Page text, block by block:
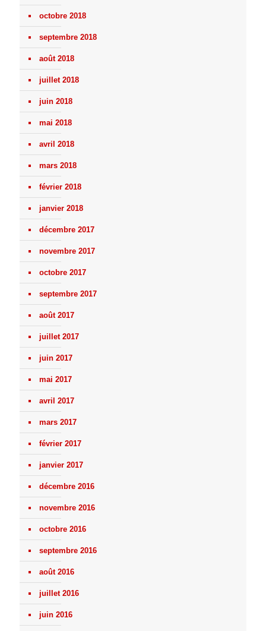
octobre 2018
septembre 2018
août 2018
juillet 2018
juin 2018
mai 2018
avril 2018
mars 2018
février 2018
janvier 2018
décembre 2017
novembre 2017
octobre 2017
septembre 2017
août 2017
juillet 2017
juin 2017
mai 2017
avril 2017
mars 2017
février 2017
janvier 2017
décembre 2016
novembre 2016
octobre 2016
septembre 2016
août 2016
juillet 2016
juin 2016